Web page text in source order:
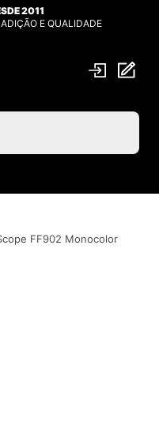
2011
E QUALIDADE
FF902 Monocolor